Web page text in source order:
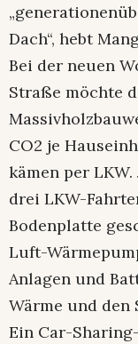
Dach“, hebt
Bei der neuen
Straße möchte
CO2 je
kämen per
drei LKW-
Bodenplatte
Luft-
Anlagen und
Wärme und den
Ein Car-